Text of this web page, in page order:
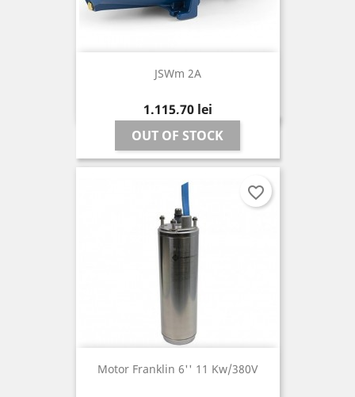
JSWm 2A
Pret
1.115,70 lei
OUT OF STOCK
Motor Franklin 6'' 11 Kw/380V
favorite_border